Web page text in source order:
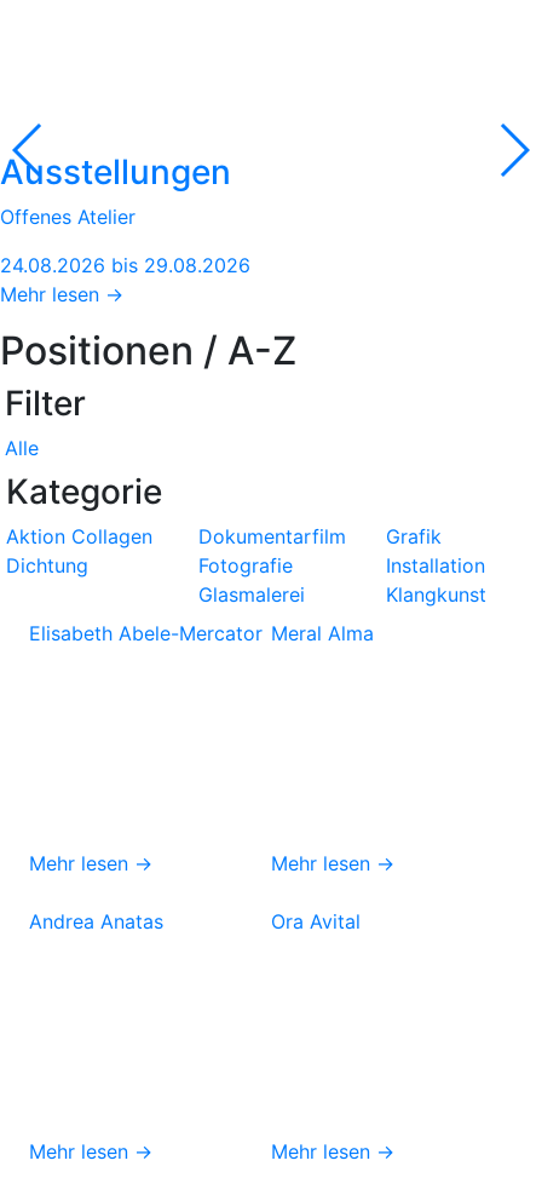
Ausstellungen
Offenes Atelier
24.08.2026 bis 29.08.2026
Mehr lesen →
Positionen / A-Z
Filter
Alle
Kategorie
Aktion Collagen
Dichtung
Dokumentarfilm
Fotografie
Glasmalerei
Grafik
Installation
Klangkunst
Elisabeth Abele-Mercator
Mehr lesen →
Meral Alma
Mehr lesen →
Andrea Anatas
Mehr lesen →
Ora Avital
Mehr lesen →